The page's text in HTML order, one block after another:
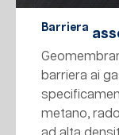
Barriera
barriera ai
metano,